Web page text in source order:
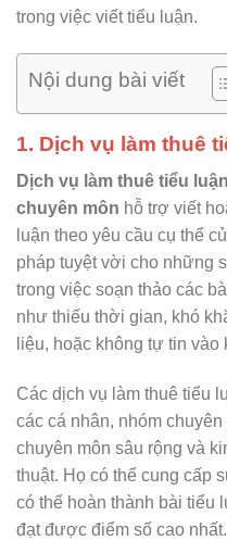
trong việc viết tiểu luận.
Nội dung bài viết
1. Dịch vụ làm thuê
Dịch vụ làm thuê tiểu luận
chuyên môn hỗ trợ viết
luận theo yêu cầu cụ thể
pháp tuyệt vời cho những
trong việc soạn thảo các
như thiếu thời gian, khó
liệu, hoặc không tự tin
Các dịch vụ làm thuê tiểu
các cá nhân, nhóm
chuyên môn sâu rộng và
thuật. Họ có thể cung cấp
có thể hoàn thành bài tiểu
đạt được điểm số cao nhất.